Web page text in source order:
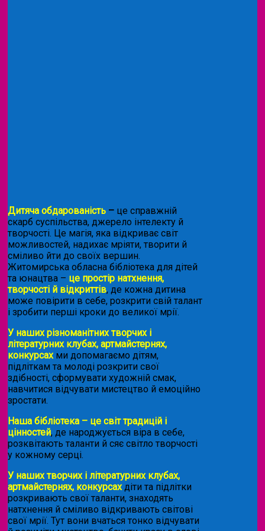
Дитяча обдарованість – це справжній
скарб суспільства, джерело інтелекту й
творчості. Це магія, яка відкриває світ
можливостей, надихає мріяти, творити й
сміливо йти до своїх вершин.
Житомирська обласна бібліотека для дітей
та юнацтва – це простір натхнення,
творчості й відкриттів, де кожна дитина
може повірити в себе, розкрити свій талант
і зробити перші кроки до великої мрії.
У наших різноманітних творчих і
літературних клубах, артмайстернях,
конкурсахми допомагаємо дітям,
підліткам та молоді розкрити свої
здібності, сформувати художній смак,
навчитися відчувати мистецтво й емоційно
зростати.
Наша бібліотека – це світ традицій і
цінностей, де народжується віра в себе,
розквітають таланти й сяє світло творчості
у кожному серці.
У наших творчих і літературних клубах,
артмайстернях, конкурсахдіти та підлітки
розкривають свої таланти, знаходять
натхнення й сміливо відкривають світові
свої мрії. Тут вони вчаться тонко відчувати